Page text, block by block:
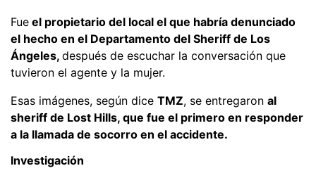
Fue el propietario del local el que habría denunciado
el hecho en el Departamento del Sheriff de Los
Ángeles, después de escuchar la conversación que
tuvieron el agente y la mujer.
Esas imágenes, según dice TMZ, se entregaron al
sheriff de Lost Hills, que fue el primero en responder
a la llamada de socorro en el accidente.
Investigación